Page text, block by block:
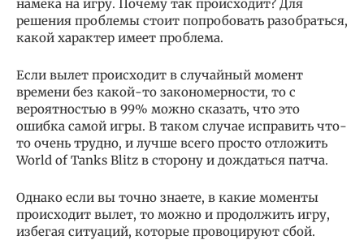
намека на игру. Почему так происходит? Для
решения проблемы стоит попробовать разобраться,
какой характер имеет проблема.
Если вылет происходит в случайный момент
времени без какой-то закономерности, то с
вероятностью в 99% можно сказать, что это
ошибка самой игры. В таком случае исправить что-
то очень трудно, и лучше всего просто отложить
World of Tanks Blitz в сторону и дождаться патча.
Однако если вы точно знаете, в какие моменты
происходит вылет, то можно и продолжить игру,
избегая ситуаций, которые провоцируют сбой.